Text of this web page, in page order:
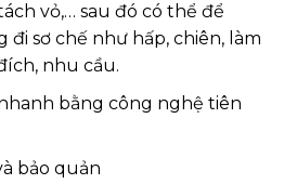
vỏ,… sau đó có thể để
đi sơ chế như hấp, chiên, làm
nhu cầu.
bằng công nghệ tiên
bảo quản